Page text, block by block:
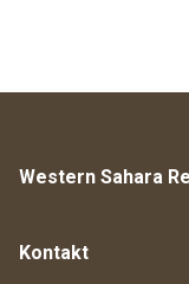
Western Sahara
Kontakt